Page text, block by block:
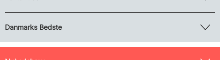
Danmarks Bedste